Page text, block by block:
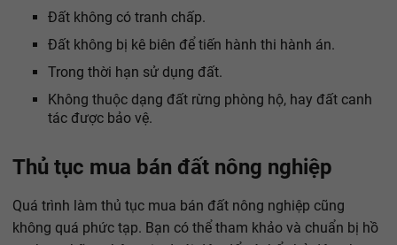
Đất không có tranh chấp.
Đất không bị kê biên để tiến hành thi hành án.
Trong thời hạn sử dụng đất.
Không thuộc dạng đất rừng phòng hộ, hay đất canh
tác được bảo vệ.
Thủ tục mua bán đất nông nghiệp
Quá trình làm thủ tục mua bán đất nông nghiệp cũng
không quá phức tạp. Bạn có thể tham khảo và chuẩn bị hồ